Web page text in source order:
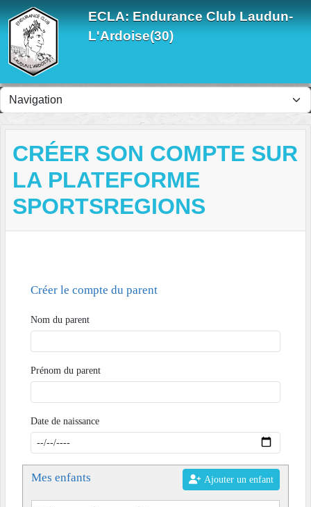
ECLA: Endurance Club Laudun-
L'Ardoise(30)
CRÉER SON COMPTE SUR
LA PLATEFORME
SPORTSREGIONS
Créer le compte du parent
Nom du parent
Prénom du parent
Date de naissance
Mes enfants Ajouter un enfant
Panneau de gestion des cookies